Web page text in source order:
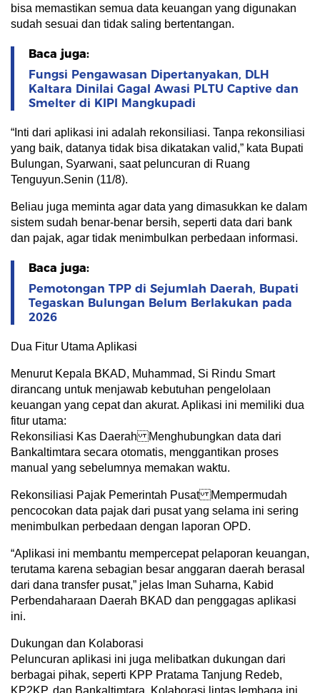
bisa memastikan semua data keuangan yang digunakan
sudah sesuai dan tidak saling bertentangan.
Baca juga:
Fungsi Pengawasan Dipertanyakan, DLH
Kaltara Dinilai Gagal Awasi PLTU Captive dan
Smelter di KIPI Mangkupadi
“Inti dari aplikasi ini adalah rekonsiliasi. Tanpa rekonsiliasi
yang baik, datanya tidak bisa dikatakan valid,” kata Bupati
Bulungan, Syarwani, saat peluncuran di Ruang
Tenguyun.Senin (11/8).
Beliau juga meminta agar data yang dimasukkan ke dalam
sistem sudah benar-benar bersih, seperti data dari bank
dan pajak, agar tidak menimbulkan perbedaan informasi.
Baca juga:
Pemotongan TPP di Sejumlah Daerah, Bupati
Tegaskan Bulungan Belum Berlakukan pada
2026
Dua Fitur Utama Aplikasi
Menurut Kepala BKAD, Muhammad, Si Rindu Smart
dirancang untuk menjawab kebutuhan pengelolaan
keuangan yang cepat dan akurat. Aplikasi ini memiliki dua
fitur utama:
Rekonsiliasi Kas Daerah Menghubungkan data dari
Bankaltimtara secara otomatis, menggantikan proses
manual yang sebelumnya memakan waktu.
Rekonsiliasi Pajak Pemerintah Pusat Mempermudah
pencocokan data pajak dari pusat yang selama ini sering
menimbulkan perbedaan dengan laporan OPD.
“Aplikasi ini membantu mempercepat pelaporan keuangan,
terutama karena sebagian besar anggaran daerah berasal
dari dana transfer pusat,” jelas Iman Suharna, Kabid
Perbendaharaan Daerah BKAD dan penggagas aplikasi
ini.
Dukungan dan Kolaborasi
Peluncuran aplikasi ini juga melibatkan dukungan dari
berbagai pihak, seperti KPP Pratama Tanjung Redeb,